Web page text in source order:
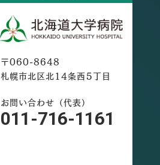
〒060-8648
札幌市北区北14条西5丁目
お問い合わせ（代表）
011-716-1161